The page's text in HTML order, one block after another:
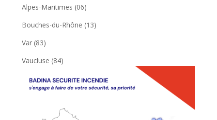
Alpes-Maritimes (06)
Bouches-du-Rhône (13)
Var (83)
Vaucluse (84)